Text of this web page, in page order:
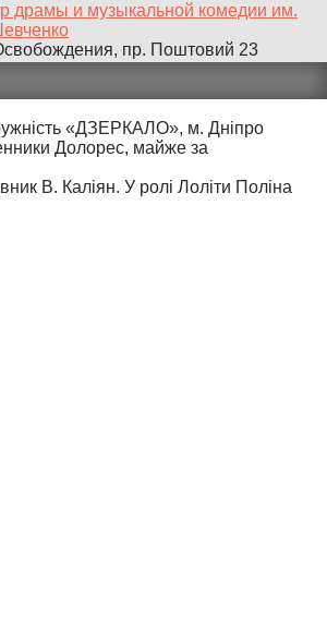
драмы и музыкальной комедии им.
пр. Поштовий 23
«ДЗЕРКАЛО», м. Дніпро
Долорес, майже за
В. Каліян. У ролі Лоліти Поліна